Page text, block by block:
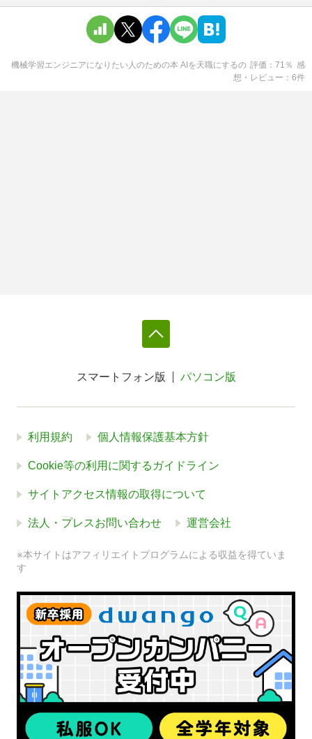
機械学習エンジニアになりたい人のための本 AIを天職にするの 評価 71 ％ 感
想・レビュー
6件
スマートフォン版 パソコン版
利用規約 個人情報保護基本方針
Cookie等の利用に関するガイドライン
サイトアクセス情報の取得について
法人・プレスお問い合わせ 運営会社
※本サイトはアフィリエイトプログラムによる収益を得ていま
す